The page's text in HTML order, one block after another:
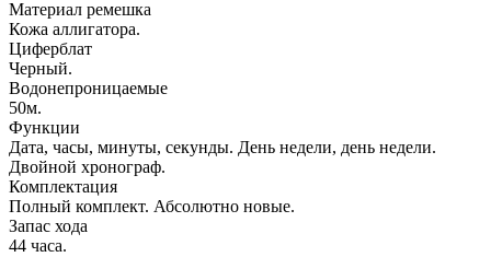
Материал ремешка
Кожа аллигатора.
Циферблат
Черный.
Водонепроницаемые
50м.
Функции
Дата, часы, минуты, секунды. День недели, день недели.
Двойной хронограф.
Комплектация
Полный комплект. Абсолютно новые.
Запас хода
44 часа.